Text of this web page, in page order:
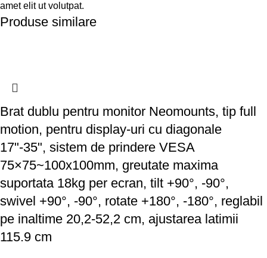
amet elit ut volutpat.
Produse similare
Brat dublu pentru monitor Neomounts, tip full
motion, pentru display-uri cu diagonale
17"-35", sistem de prindere VESA
75×75~100x100mm, greutate maxima
suportata 18kg per ecran, tilt +90°, -90°,
swivel +90°, -90°, rotate +180°, -180°, reglabil
pe inaltime 20,2-52,2 cm, ajustarea latimii
115.9 cm